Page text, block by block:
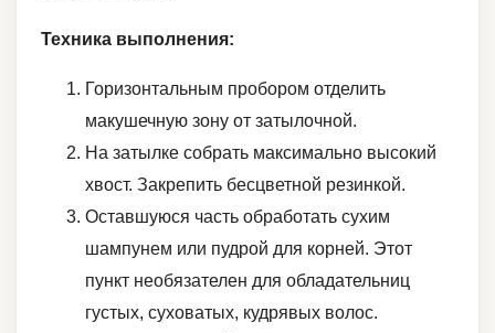
Техника выполнения:
Горизонтальным пробором отделить
макушечную зону от затылочной.
На затылке собрать максимально высокий
хвост. Закрепить бесцветной резинкой.
Оставшуюся часть обработать сухим
шампунем или пудрой для корней. Этот
пункт необязателен для обладательниц
густых, суховатых, кудрявых волос.